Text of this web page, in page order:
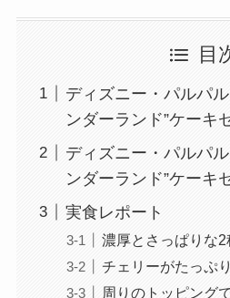
目
ディズニー・パルパ
ンダーランド”ケーキ
ディズニー・パルパ
ンダーランド”ケーキ
実食レポート
濃厚とさっぱりな2
チェリーがたっぷ
周りのトッピング